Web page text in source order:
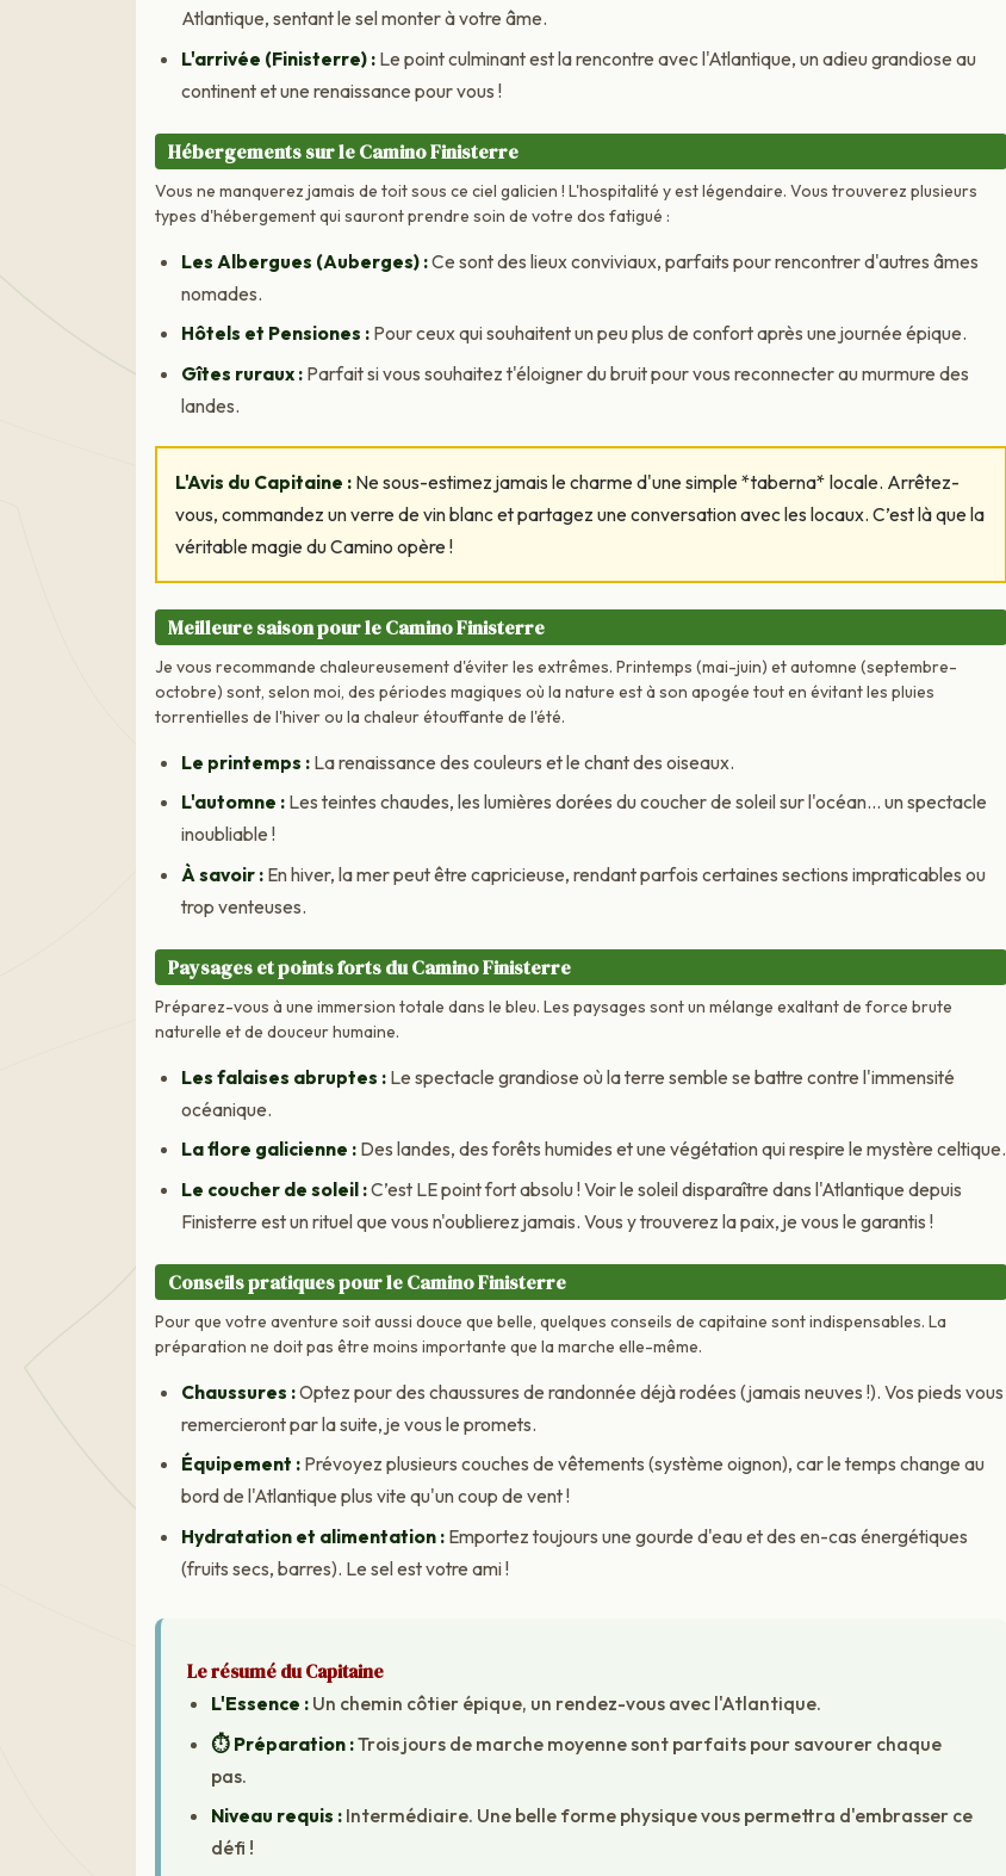
Atlantique, sentant le sel monter à votre âme.
L'arrivée (Finisterre) : Le point culminant est la rencontre avec l'Atlantique, un adieu grandiose au
continent et une renaissance pour vous !
Hébergements sur le Camino Finisterre
Vous ne manquerez jamais de toit sous ce ciel galicien ! L'hospitalité y est légendaire. Vous trouverez plusieurs
types d'hébergement qui sauront prendre soin de votre dos fatigué :
Les Albergues (Auberges) :Ce sont des lieux conviviaux, parfaits pour rencontrer d'autres âmes
nomades.
Hôtels et Pensiones : Pour ceux qui souhaitent un peu plus de confort après une journée épique.
Gîtes ruraux : Parfait si vous souhaitez t'éloigner du bruit pour vous reconnecter au murmure des
landes.
L'Avis du Capitaine : Ne sous-estimez jamais le charme d'une simple *taberna* locale. Arrêtez-
vous, commandez un verre de vin blanc et partagez une conversation avec les locaux. C’est là que la
véritable magie du Camino opère !
Meilleure saison pour le Camino Finisterre
Je vous recommande chaleureusement d'éviter les extrêmes. Printemps (mai-juin) et automne (septembre-
octobre) sont, selon moi, des périodes magiques où la nature est à son apogée tout en évitant les pluies
torrentielles de l'hiver ou la chaleur étouffante de l'été.
Le printemps : La renaissance des couleurs et le chant des oiseaux.
L'automne : Les teintes chaudes, les lumières dorées du coucher de soleil sur l'océan... un spectacle
inoubliable !
À savoir : En hiver, la mer peut être capricieuse, rendant parfois certaines sections impraticables ou
trop venteuses.
Paysages et points forts du Camino Finisterre
Préparez-vous à une immersion totale dans le bleu. Les paysages sont un mélange exaltant de force brute
naturelle et de douceur humaine.
Les falaises abruptes : Le spectacle grandiose où la terre semble se battre contre l'immensité
océanique.
La flore galicienne : Des landes, des forêts humides et une végétation qui respire le mystère celtique.
Le coucher de soleil :C’est LE point fort absolu ! Voir le soleil disparaître dans l'Atlantique depuis
Finisterre est un rituel que vous n'oublierez jamais. Vous y trouverez la paix, je vous le garantis !
Conseils pratiques pour le Camino Finisterre
Pour que votre aventure soit aussi douce que belle, quelques conseils de capitaine sont indispensables. La
préparation ne doit pas être moins importante que la marche elle-même.
Chaussures :Optez pour des chaussures de randonnée déjà rodées (jamais neuves !). Vos pieds vous
remercieront par la suite, je vous le promets.
Équipement : Prévoyez plusieurs couches de vêtements (système oignon), car le temps change au
bord de l'Atlantique plus vite qu'un coup de vent !
Hydratation et alimentation : Emportez toujours une gourde d'eau et des en-cas énergétiques
(fruits secs, barres). Le sel est votre ami !
Le résumé du Capitaine
L'Essence :Un chemin côtier épique, un rendez-vous avec l'Atlantique.
⏱ Préparation :Trois jours de marche moyenne sont parfaits pour savourer chaque
pas.
Niveau requis :Intermédiaire. Une belle forme physique vous permettra d'embrasser ce
défi !